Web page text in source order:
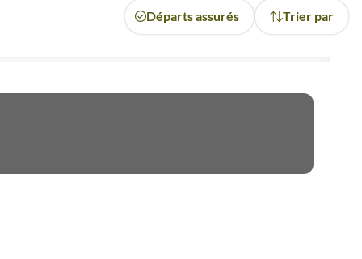
Départs assurés Trier par